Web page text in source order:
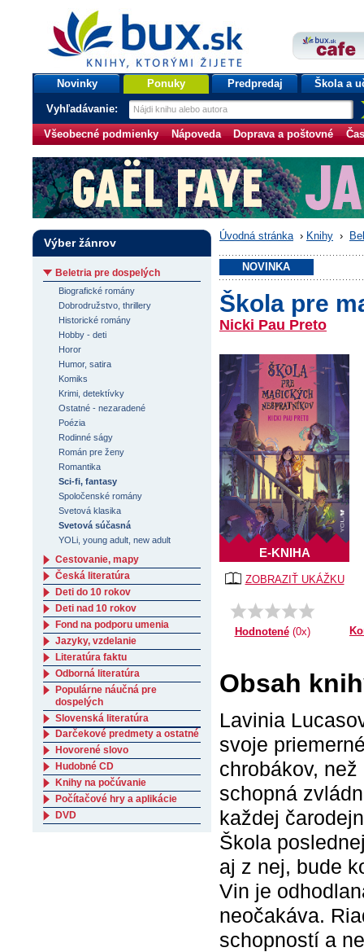
bux.sk
knihy, ktorými žijete
Úvodná stránka
Novinky Ponuky Predpredaj Škola a
Vyhľadávanie:
Všeobecné podmienky Nápoveda Doprava a poštovné
Úvodná stránka › Knihy ›
NOVINKA
Škola pre
Nicki Pau Preto
ZOBRAZIŤ UKÁŽKU
E-KNIHA
Hodnotené(0x)
Obsah
Lavinia
svoje
chrobákov,
schopná
každej
Škola
aj z nej, bude
Vin je
neočakáva.
schopností a
Výber žánrov
Beletria pre dospelých
Biografické romány
Dobrodružstvo, thrillery
Historické romány
Hobby - deti
Horor
Humor, satira
Komiks
Krimi, detektívky
Ostatné - nezaradené
Poézia
Rodinné ságy
Román pre ženy
Romantika
Sci-fi, fantasy
Spoločenské romány
Svetová klasika
Svetová súčasná
YOLi, young adult, new adult
Cestovanie, mapy
Česká literatúra
Deti do 10 rokov
Deti nad 10 rokov
Fond na podporu umenia
Jazyky, vzdelanie
Literatúra faktu
Odborná literatúra
Populárne náučná pre
dospelých
Slovenská literatúra
Darčekové predmety a ostatné
Hovorené slovo
Hudobné CD
Knihy na počúvanie
Počítačové hry a aplikácie
DVD